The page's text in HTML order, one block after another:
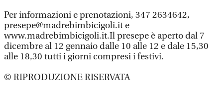
Per informazioni e prenotazioni, 347 2634642,
presepe@madrebimbicigoli.it e
www.madrebimbicigoli.it.Il presepe è aperto dal 7
dicembre al 12 gennaio dalle 10 alle 12 e dale 15,30
alle 18,30 tutti i giorni compresi i festivi.
© RIPRODUZIONE RISERVATA